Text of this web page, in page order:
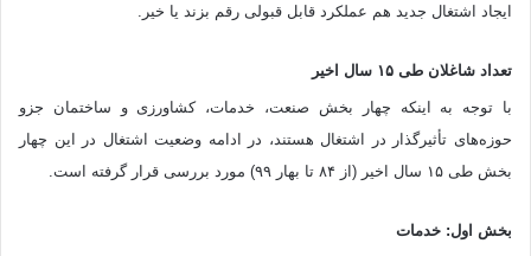
ایجاد اشتغال جدید هم عملکرد قابل قبولی رقم بزند یا خیر.
تعداد شاغلان طی ۱۵ سال اخیر
با توجه به اینکه چهار بخش صنعت، خدمات، کشاورزی و ساختمان جزو
حوزه‌های تأثیرگذار در اشتغال هستند، در ادامه وضعیت اشتغال در این چهار
بخش طی ۱۵ سال اخیر (از ۸۴ تا بهار ۹۹) مورد بررسی قرار گرفته است.
بخش اول: خدمات